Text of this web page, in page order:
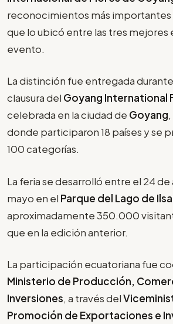
reconocimientos más
que lo ubicó entre las tres mejores
evento.
La distinción fue entregada
clausura del Goyang International
celebrada en la ciudad de Goyang,
donde participaron 18 países y se
100 categorías.
La feria se desarrolló entre el 24 de
mayo en el Parque del Lago de
aproximadamente 350.000
que en la edición anterior.
La participación ecuatoriana fue
Ministerio de Producción,
Inversiones, a través del
Promoción de Exportaciones e